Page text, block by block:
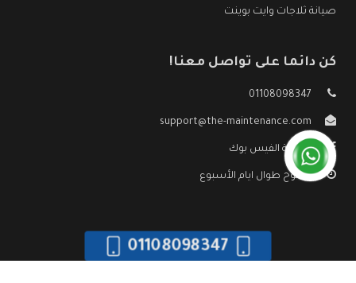
صيانة ثلاجات وايت بوينت
كن دائما على تواصل معنا!
01108098347
support@the-maintenance.com
صفحة الفيس بوك
مفتوح طوال ايام الأسبوع
01108098347